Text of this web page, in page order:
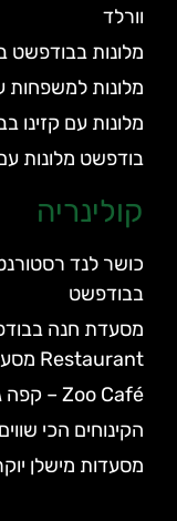
וורלד
מלונות בבודפשט
מלונות למשפחות
מלונות עם קזינו
בודפשט מלונות
קולינריה
כושר לנד
בבודפשט
Restaurant מסעדה כשרה
Zoo Café – קפה גן חיות: בית קפה עם חיות בבודפשט
הקינוחים הכי
מסעדות מישלן